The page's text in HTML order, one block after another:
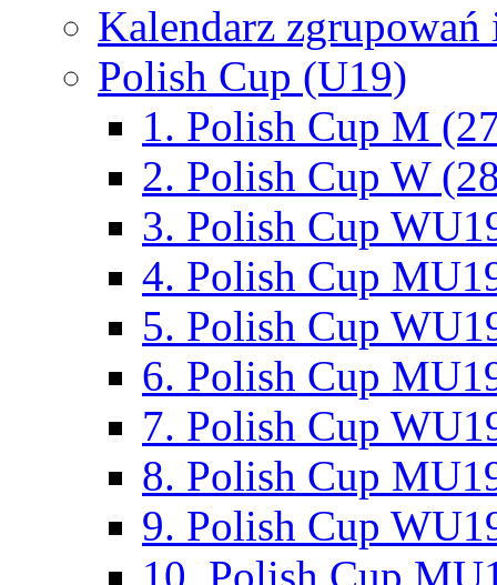
Kalendarz
Polish Cup (U19)
1. Polish Cup M
2. Polish Cup W
3. Polish Cup
4. Polish Cup
5. Polish Cup
6. Polish Cup
7. Polish Cup
8. Polish Cup
9. Polish Cup
10. Polish Cup